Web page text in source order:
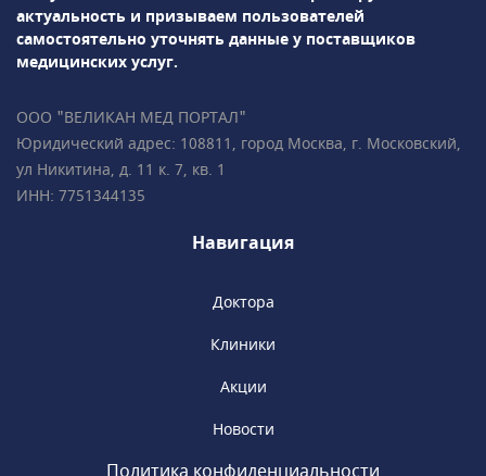
дентальную имплантация и др. Проводится
лечение зубов под микроскопом.Врачи-
ортодонты успешно занимаются
исправлением прикуса с помощью брекет-
систем, элайнеров, съемных и несъемных
ортодонтических аппаратов.Все
специалисты клиники обладают
многолетним опытом успешной работы
и современным взглядом на медицину.
актуальность и призываем пользователей
самостоятельно уточнять данные у поставщиков
медицинских услуг.
ООО "ВЕЛИКАН МЕД ПОРТАЛ"
Юридический адрес: 108811, город Москва, г. Московский,
ул Никитина, д. 11 к. 7, кв. 1
ИНН: 7751344135
Навигация
Доктора
Клиники
Акции
Новости